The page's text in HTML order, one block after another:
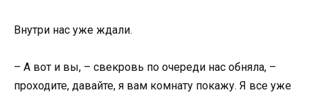
Внутри нас уже ждали.
– А вот и вы, – свекровь по очереди нас обняла, –
проходите, давайте, я вам комнату покажу. Я все уже